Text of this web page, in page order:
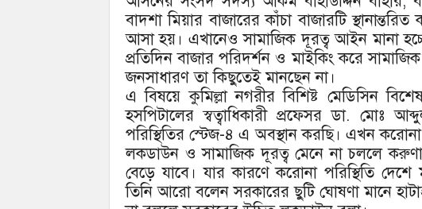
বাদশা মিয়ার বাজারের কাঁচা বাজারটি
আসা হয়। এখানেও সামাজিক দূরত্ব আইন মানা
প্রতিদিন বাজার পরিদর্শন ও মাইকিং করে সামাজিক
জনসাধারণ তা কিছুতেই মানছেন না।
এ বিষয়ে কুমিল্লা নগরীর বিশিষ্ট মেডিসিন
হসপিটালের স্বত্বাধিকারী প্রফেসর ডা.
পরিস্থিতির স্টেজ-৪ এ অবস্থান করছি। এখন করোনা
লকডাউন ও সামাজিক দূরত্ব মেনে না চললে
বেড়ে যাবে। যার কারণে করোনা পরিস্থিতি
তিনি আরো বলেন সরকারের ছুটি ঘোষণা মানে